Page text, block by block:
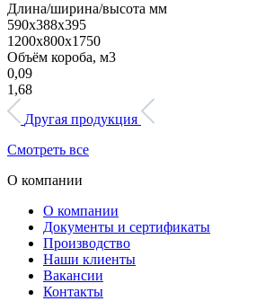
Длина/ширина/высота мм
590х388х395
1200х800х1750
Объём короба, м3
0,09
1,68
Другая продукция
Смотреть все
О компании
О компании
Документы и сертификаты
Производство
Наши клиенты
Вакансии
Контакты